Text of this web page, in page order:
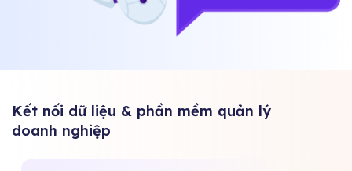
Kết nối dữ liệu & phần mềm quản lý
doanh nghiệp